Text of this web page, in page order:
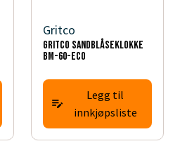
Gritco
Gritco sandblåseklokke
BM-60-ECO
Legg til
innkjøpsliste